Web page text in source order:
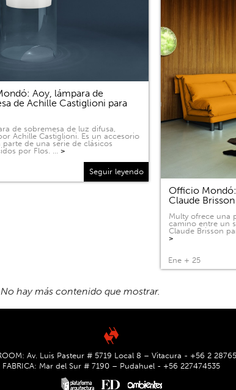
Aoy, lámpara de
de Achille Castiglioni para
de sobremesa de luz difusa,
Achille Castiglioni. Es un accesorio
de una serie de clásicos
por Flos. … >
Seguir leyendo
Officio
Claude
Multy ofrece una
camino entre un
Claude Brisson
>
Ene + 25
Av. Luis Pasteur # 5719 Local 8 – Vitacura - +56 2
FABRICA: Mar del Sur # 7190 – Pudahuel - +56 227474535